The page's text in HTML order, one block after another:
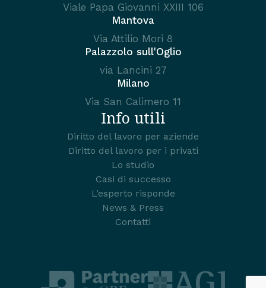
Viale Papa Giovanni XXIII 106
Mantova
Via Attilio Mori 8
Palazzolo sull'Oglio
via Lancini 27
Milano
Via San Calimero 11
Info utili
Diritto del lavoro per aziende
Diritto del lavoro per i privati
Lo studio
Casi di successo
L’esperto risponde
News & Press
Contatti